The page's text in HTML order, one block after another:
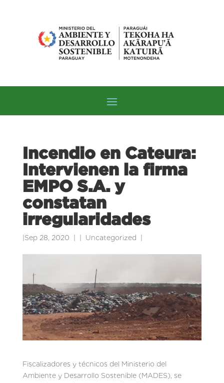
Incendio en Cateura:
Intervienen la firma
EMPO S.A. y
constatan
irregularidades
Sep 28, 2020 Uncategorized
Fiscalizadores y técnicos del Ministerio del
Ambiente y Desarrollo Sostenible (MADES), se